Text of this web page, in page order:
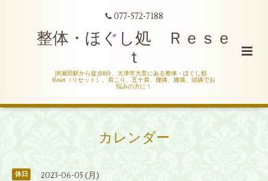
077-572-7188
整体・ほぐし処 Ｒｅｓｅ
ｔ
JR瀬田駅から徒歩8分、大津市大萱にある整体・ほぐし処
Reset（リセット）。肩こり、五十肩、腰痛、膝痛、頭痛でお
悩みの方に！
カレンダー
休日 2023-06-05 (月)